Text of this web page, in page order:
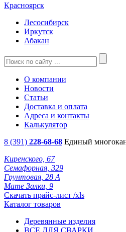
Красноярск
Лесосибирск
Иркутск
Абакан
О компании
Новости
Статьи
Доставка и оплата
Адреса и контакты
Калькулятор
8 (391) 228-68-68 Единый
Киренского, 67
Семафорная, 329
Грунтовая, 28 А
Мате Залки, 9
Скачать прайс-лист /xls
Каталог товаров
Деревянные изделия
ВСЕ ДЛЯ СВАРКИ